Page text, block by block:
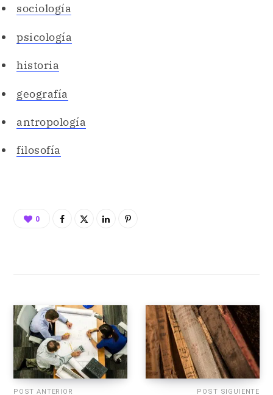
geografía
antropología
filosofía
POST ANTERIOR
PROYECTO
POST SIGUIENTE
LITERATURA